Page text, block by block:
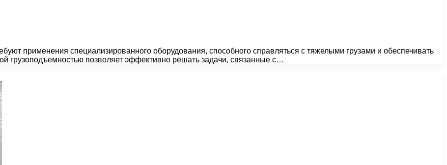
применения специализированного оборудования, способного справляться с тяжелыми грузами и обеспечивать
грузоподъемностью позволяет эффективно решать задачи, связанные с…